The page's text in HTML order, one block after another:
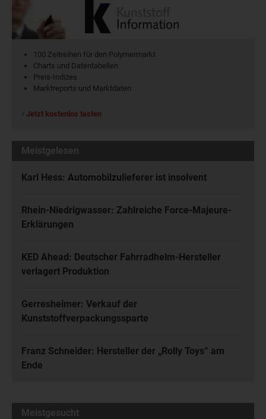
100 Zeitreihen für den Polymermarkt
Charts und Datentabellen
Preis-Indizes
Marktreports und Marktdaten
Jetzt kostenlos testen
Meistgelesen
Karl Hess: Automobilzulieferer ist insolvent
Rhein-Niedrigwasser: Zahlreiche Force-Majeure-
Erklärungen
KED Ahead: Deutscher Fahrradhelm-Hersteller
verlagert Produktion
Gerresheimer: Verkauf der
Kunststoffverpackungssparte
Franz Schneider: Hersteller der „Rolly Toys“ am
Ende
Meistgesucht